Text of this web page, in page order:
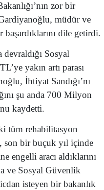
zor bir
müdür ve
dile getirdi.
Sosyal
yakın artı parası
İhtiyat Sandığı’nı
şu anda 700 Milyon
kaydetti.
tüm rehabilitasyon
son bir buçuk yıl içinde
engelli aracı aldıklarını
ve Sosyal Güvenlik
isteyen bir bakanlık